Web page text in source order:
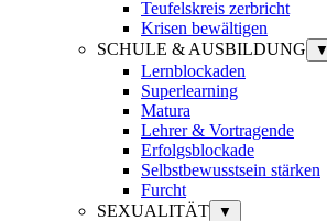
Teufelskreis zerbricht
Krisen bewältigen
SCHULE & AUSBILDUNG
▼
Lernblockaden
Superlearning
Matura
Lehrer & Vortragende
Erfolgsblockade
Selbstbewusstsein stärken
Furcht
SEXUALITÄT
▼